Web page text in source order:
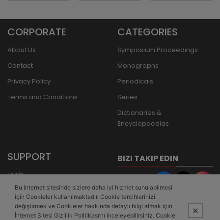
CORPORATE
About Us
Contact
Privacy Policy
Terms and Conditions
CATEGORIES
Symposium Proceedings
Monographs
Periodicals
Series
Dictionaries &
Encyclopaedias
SUPPORT
Login
Register
Forgot Password
BIZI TAKIP EDIN
Bu internet sitesinde sizlere daha iyi hizmet sunulabilmesi
için Cookieler kullanılmaktadır. Cookie tercihlerinizi
değiştirmek ve Cookieler hakkında detaylı bilgi almak için
İnternet Sitesi Gizlilik Politikası’nı inceleyebilirsiniz. Cookie